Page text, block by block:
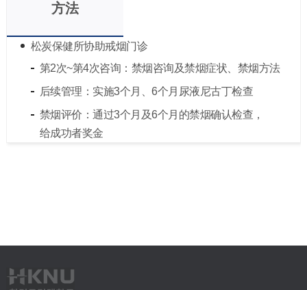
方法
松炭保健所协助戒烟门诊
第2次~第4次咨询：禁烟咨询及禁烟症状、禁烟方法
后续管理：实施3个月、6个月尿液尼古丁检查
禁烟评价：通过3个月及6个月的禁烟确认检查，
给成功者奖金